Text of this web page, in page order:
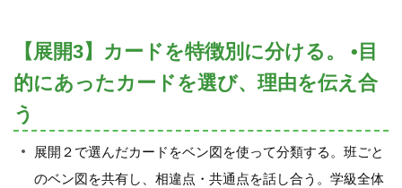
【展開3】カードを特徴別に分ける。 •目
的にあったカードを選び、理由を伝え合
う
展開２で選んだカードをベン図を使って分類する。班ごと
のベン図を共有し、相違点・共通点を話し合う。学級全体